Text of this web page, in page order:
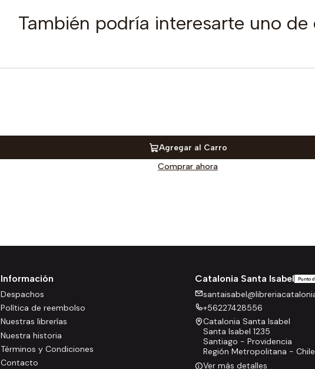
También podría interesarte uno de
Agregar al Carro
Comprar ahora
Información
Despachos
Política de reembolso
Nuestras librerías
Nuestra historia
Términos y Condiciones
Contacto
Catalonia Santa Isabel Punto
+56227428556
Catalonia Santa Isabel
Santa Isabel 1235
Santiago - Providencia
Región Metropolitana - Chile
Ver más detalles